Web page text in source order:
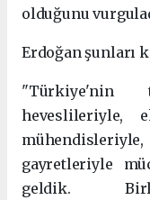
olduğunu
Erdoğan şunları
"Türkiye'nin
heveslileriyle,
gayretleriyle
geldik.